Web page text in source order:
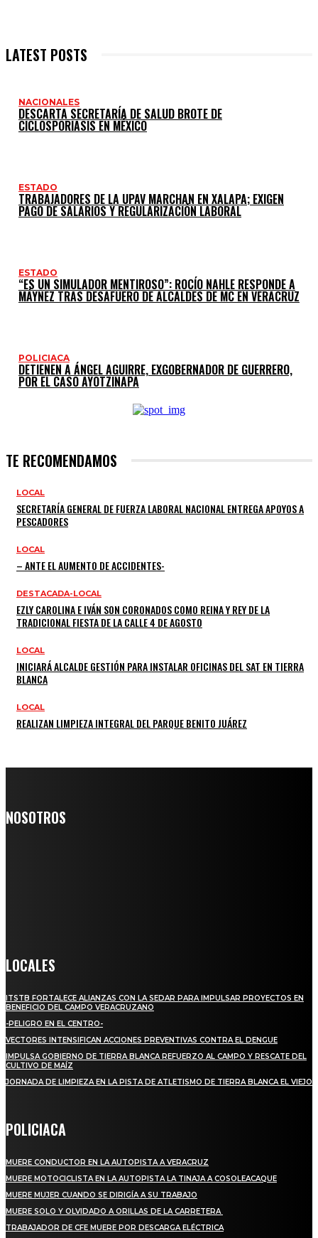
LATEST POSTS
NACIONALES
DESCARTA SECRETARÍA DE SALUD BROTE DE
CICLOSPORIASIS EN MÉXICO
ESTADO
TRABAJADORES DE LA UPAV MARCHAN EN XALAPA; EXIGEN
PAGO DE SALARIOS Y REGULARIZACIÓN LABORAL
ESTADO
“ES UN SIMULADOR MENTIROSO”: ROCÍO NAHLE RESPONDE A
MÁYNEZ TRAS DESAFUERO DE ALCALDES DE MC EN VERACRUZ
POLICIACA
DETIENEN A ÁNGEL AGUIRRE, EXGOBERNADOR DE GUERRERO,
POR EL CASO AYOTZINAPA
TE RECOMENDAMOS
LOCAL
SECRETARÍA GENERAL DE FUERZA LABORAL NACIONAL ENTREGA APOYOS A
PESCADORES
LOCAL
– ANTE EL AUMENTO DE ACCIDENTES-
DESTACADA-LOCAL
EZLY CAROLINA E IVÁN SON CORONADOS COMO REINA Y REY DE LA
TRADICIONAL FIESTA DE LA CALLE 4 DE AGOSTO
LOCAL
INICIARÁ ALCALDE GESTIÓN PARA INSTALAR OFICINAS DEL SAT EN TIERRA
BLANCA
LOCAL
REALIZAN LIMPIEZA INTEGRAL DEL PARQUE BENITO JUÁREZ
NOSOTROS
LOCALES
ITSTB FORTALECE ALIANZAS CON LA SEDAR PARA IMPULSAR PROYECTOS EN
BENEFICIO DEL CAMPO VERACRUZANO
-PELIGRO EN EL CENTRO-
VECTORES INTENSIFICAN ACCIONES PREVENTIVAS CONTRA EL DENGUE
IMPULSA GOBIERNO DE TIERRA BLANCA REFUERZO AL CAMPO Y RESCATE DEL
CULTIVO DE MAÍZ
JORNADA DE LIMPIEZA EN LA PISTA DE ATLETISMO DE TIERRA BLANCA EL VIEJO
POLICIACA
MUERE CONDUCTOR EN LA AUTOPISTA A VERACRUZ
MUERE MOTOCICLISTA EN LA AUTOPISTA LA TINAJA A COSOLEACAQUE
MUERE MUJER CUANDO SE DIRIGÍA A SU TRABAJO
MUERE SOLO Y OLVIDADO A ORILLAS DE LA CARRETERA
TRABAJADOR DE CFE MUERE POR DESCARGA ELÉCTRICA